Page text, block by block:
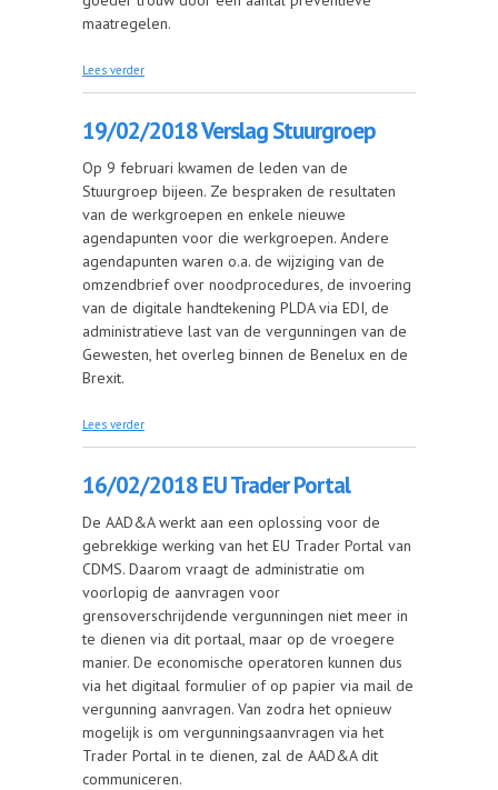
maatregelen.
Lees verder
19/02/2018 Verslag Stuurgroep
Op 9 februari kwamen de leden van de
Stuurgroep bijeen. Ze bespraken de resultaten
van de werkgroepen en enkele nieuwe
agendapunten voor die werkgroepen. Andere
agendapunten waren o.a. de wijziging van de
omzendbrief over noodprocedures, de invoering
van de digitale handtekening PLDA via EDI, de
administratieve last van de vergunningen van de
Gewesten, het overleg binnen de Benelux en de
Brexit.
Lees verder
16/02/2018 EU Trader Portal
De AAD&A werkt aan een oplossing voor de
gebrekkige werking van het EU Trader Portal van
CDMS. Daarom vraagt de administratie om
voorlopig de aanvragen voor
grensoverschrijdende vergunningen niet meer in
te dienen via dit portaal, maar op de vroegere
manier. De economische operatoren kunnen dus
via het digitaal formulier of op papier via mail de
vergunning aanvragen. Van zodra het opnieuw
mogelijk is om vergunningsaanvragen via het
Trader Portal in te dienen, zal de AAD&A dit
communiceren.